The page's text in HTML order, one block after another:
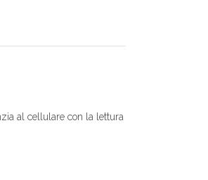
al cellulare con la lettura